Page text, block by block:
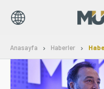
Kurumsal
Anasayfa Haberler